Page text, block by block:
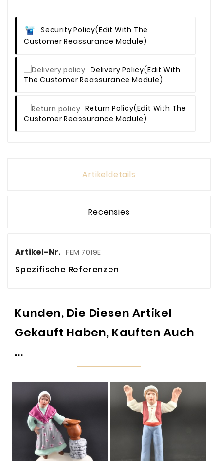
Security Policy(edit With The
Customer Reassurance Module)
Delivery Policy(edit With
The Customer Reassurance Module)
Return Policy(edit With The
Customer Reassurance Module)
Artikeldetails
Recensies
Artikel-Nr. FEM 7019E
Spezifische Referenzen
Kunden, Die Diesen Artikel
Gekauft Haben, Kauften Auch
...